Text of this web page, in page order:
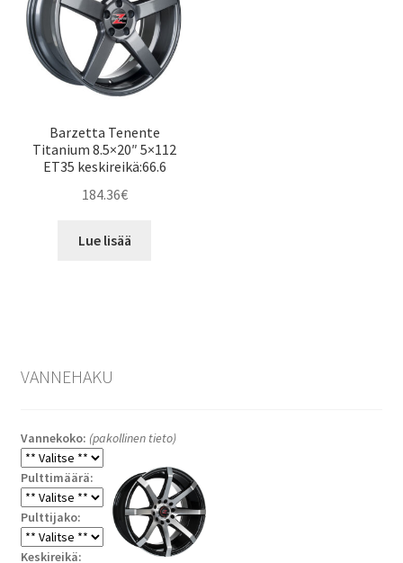
Barzetta Tenente
Titanium 8.5×20″ 5×112
ET35 keskireikä:66.6
184.36€
Lue lisää
VANNEHAKU
Vannekoko: (pakollinen tieto)
Pulttimäärä:
Pulttijako:
Keskireikä: